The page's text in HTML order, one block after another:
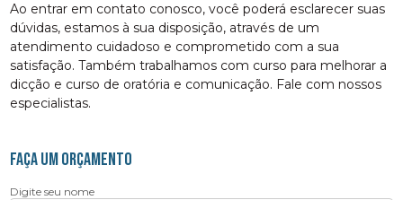
Ao entrar em contato conosco, você poderá esclarecer suas
dúvidas, estamos à sua disposição, através de um
atendimento cuidadoso e comprometido com a sua
satisfação. Também trabalhamos com curso para melhorar a
dicção e curso de oratória e comunicação. Fale com nossos
especialistas.
FAÇA UM ORÇAMENTO
Digite seu nome